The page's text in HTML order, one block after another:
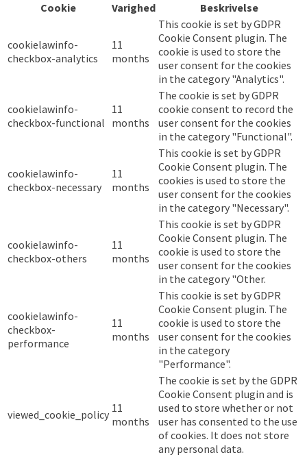
Cookie
Varighed Beskrivelse
cookielawinfo-
checkbox-analytics
11
months
This cookie is set by GDPR
Cookie Consent plugin. The
cookie is used to store the
user consent for the cookies
in the category "Analytics".
cookielawinfo-
checkbox-functional
11
months
The cookie is set by GDPR
cookie consent to record the
user consent for the cookies
in the category "Functional".
cookielawinfo-
checkbox-necessary
11
months
This cookie is set by GDPR
Cookie Consent plugin. The
cookies is used to store the
user consent for the cookies
in the category "Necessary".
cookielawinfo-
checkbox-others
11
months
This cookie is set by GDPR
Cookie Consent plugin. The
cookie is used to store the
user consent for the cookies
in the category "Other.
cookielawinfo-
checkbox-
performance
11
months
This cookie is set by GDPR
Cookie Consent plugin. The
cookie is used to store the
user consent for the cookies
in the category
"Performance".
viewed_cookie_policy 11
months
The cookie is set by the GDPR
Cookie Consent plugin and is
used to store whether or not
user has consented to the use
of cookies. It does not store
any personal data.